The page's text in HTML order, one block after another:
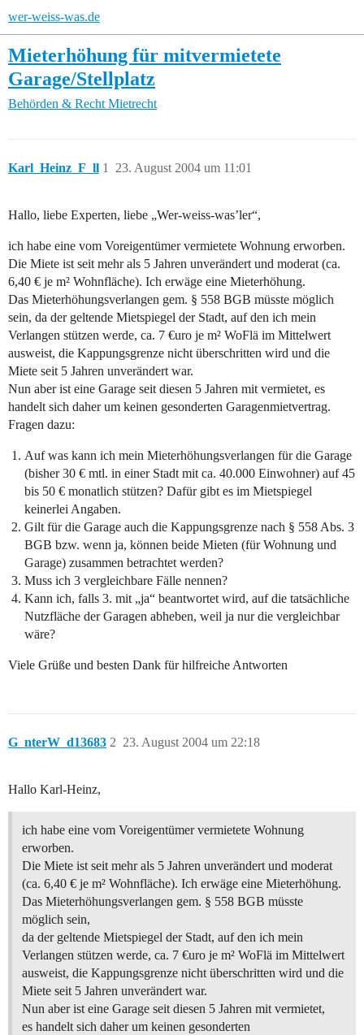
wer-weiss-was.de
Mieterhöhung für mitvermietete
Garage/Stellplatz
Behörden & Recht Mietrecht
Karl_Heinz_F_ll 23. August 2004 um 11:01
1
Hallo, liebe Experten, liebe „Wer-weiss-was’ler“,
ich habe eine vom Voreigentümer vermietete Wohnung erworben.
Die Miete ist seit mehr als 5 Jahren unverändert und moderat (ca.
6,40 € je m² Wohnfläche). Ich erwäge eine Mieterhöhung.
Das Mieterhöhungsverlangen gem. § 558 BGB müsste möglich
sein, da der geltende Mietspiegel der Stadt, auf den ich mein
Verlangen stützen werde, ca. 7 €uro je m² WoFlä im Mittelwert
ausweist, die Kappungsgrenze nicht überschritten wird und die
Miete seit 5 Jahren unverändert war.
Nun aber ist eine Garage seit diesen 5 Jahren mit vermietet, es
handelt sich daher um keinen gesonderten Garagenmietvertrag.
Fragen dazu:
Auf was kann ich mein Mieterhöhungsverlangen für die Garage
(bisher 30 € mtl. in einer Stadt mit ca. 40.000 Einwohner) auf 45
bis 50 € monatlich stützen? Dafür gibt es im Mietspiegel
keinerlei Angaben.
Gilt für die Garage auch die Kappungsgrenze nach § 558 Abs. 3
BGB bzw. wenn ja, können beide Mieten (für Wohnung und
Garage) zusammen betrachtet werden?
Muss ich 3 vergleichbare Fälle nennen?
Kann ich, falls 3. mit „ja“ beantwortet wird, auf die tatsächliche
Nutzfläche der Garagen abheben, weil ja nur die vergleichbar
wäre?
Viele Grüße und besten Dank für hilfreiche Antworten
G_nterW_d13683 23. August 2004 um 22:18
2
Hallo Karl-Heinz,
ich habe eine vom Voreigentümer vermietete Wohnung
erworben.
Die Miete ist seit mehr als 5 Jahren unverändert und moderat
(ca. 6,40 € je m² Wohnfläche). Ich erwäge eine Mieterhöhung.
Das Mieterhöhungsverlangen gem. § 558 BGB müsste
möglich sein,
da der geltende Mietspiegel der Stadt, auf den ich mein
Verlangen stützen werde, ca. 7 €uro je m² WoFlä im Mittelwert
ausweist, die Kappungsgrenze nicht überschritten wird und die
Miete seit 5 Jahren unverändert war.
Nun aber ist eine Garage seit diesen 5 Jahren mit vermietet,
es handelt sich daher um keinen gesonderten